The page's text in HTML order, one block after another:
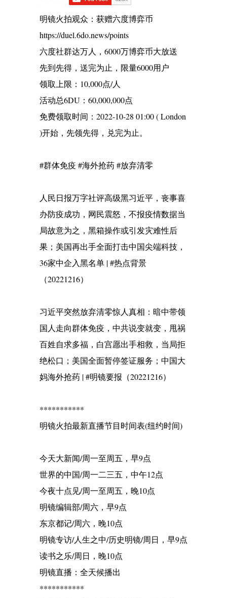
明镜火拍观众：获赠六度博弈币
https://duel.6do.news/points
六度社群达万人，6000万博弈币大放送
先到先得，送完为止，限量6000用户
领取上限：10,000点/人
活动总6DU：60,000,000点
免费领取时间：2022-10-28 01:00 ( London
)开始，先领先得，兑完为止。
#群体免疫 #海外抢药 #放弃清零
人民日报万字社评高级黑习近平，丧事喜
办防疫成功，网民震怒，不报疫情数据当
局故意为之，黑箱操作或引发灾难性后
果；美国再出手全面打击中国尖端科技，
36家中企入黑名单 | #热点背景
（20221216）
习近平突然放弃清零惊人真相：暗中带领
国人走向群体免疫，中共说变就变，甩祸
百姓自求多福，白宫愿出手相救，当局拒
绝松口；美国全面暂停签证服务；中国大
妈海外抢药 | #明镜要报（20221216）
***********
明镜火拍最新直播节目时间表(纽约时间)
今天大新闻/周一至周五，早9点
世界的中国/周一二三五，中午12点
今夜十点见/周一至周五，晚10点
明镜编辑部/周六，早9点
东京都记/周六，晚10点
明镜专访/人生之中/历史明镜/周日，早9点
读书之乐/周日，晚10点
明镜直播：全天候播出
***********